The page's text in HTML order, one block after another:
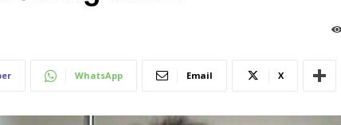
WhatsApp Email X